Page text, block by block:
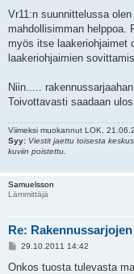
Vr11:n suunnittelussa
mahdollisimman helppoa.
myös itse laakeriohjaimet
laakeriohjaimien
Niin.....
Toivottavasti saadaan
Viimeksi muokannut LOK,
Syy: Viestit jaettu toisesta
kuviin poistettu.
Samuelsson
Lämmittäjä
Re:
V
e
29.10.2011 14:42
Onkos tuosta tulevasta